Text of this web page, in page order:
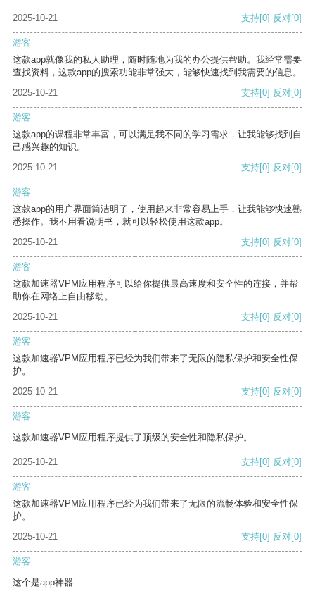
2025-10-21 支持[0] 反对[0]
游客
这款app就像我的私人助理，随时随地为我的办公提供帮助。我经常需要
查找资料，这款app的搜索功能非常强大，能够快速找到我需要的信息。
2025-10-21
支持[0] 反对[0]
游客
这款app的课程非常丰富，可以满足我不同的学习需求，让我能够找到自
己感兴趣的知识。
2025-10-21
支持[0] 反对[0]
游客
这款app的用户界面简洁明了，使用起来非常容易上手，让我能够快速熟
悉操作。我不用看说明书，就可以轻松使用这款app。
2025-10-21
支持[0] 反对[0]
游客
这款加速器VPM应用程序可以给你提供最高速度和安全性的连接，并帮
助你在网络上自由移动。
2025-10-21
支持[0] 反对[0]
游客
这款加速器VPM应用程序已经为我们带来了无限的隐私保护和安全性保
护。
2025-10-21
支持[0] 反对[0]
游客
这款加速器VPM应用程序提供了顶级的安全性和隐私保护。
2025-10-21 支持[0] 反对[0]
游客
这款加速器VPM应用程序已经为我们带来了无限的流畅体验和安全性保
护。
2025-10-21
支持[0] 反对[0]
游客
这个是app神器